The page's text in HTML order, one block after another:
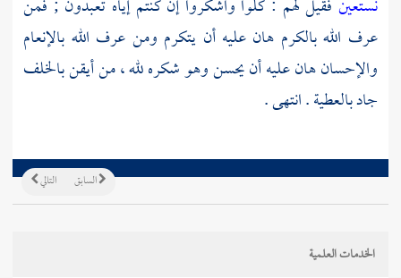
نستعين فقيل لهم : كلوا واشكروا إن كنتم إياه تعبدون ; فمن
عرف الله بالكرم هان عليه أن يتكرم ومن عرف الله بالإنعام
والإحسان هان عليه أن يحسن وهو شكره لله ، من أيقن بالخلف
جاد بالعطية . انتهى .
التالي السابق
الخدمات العلمية